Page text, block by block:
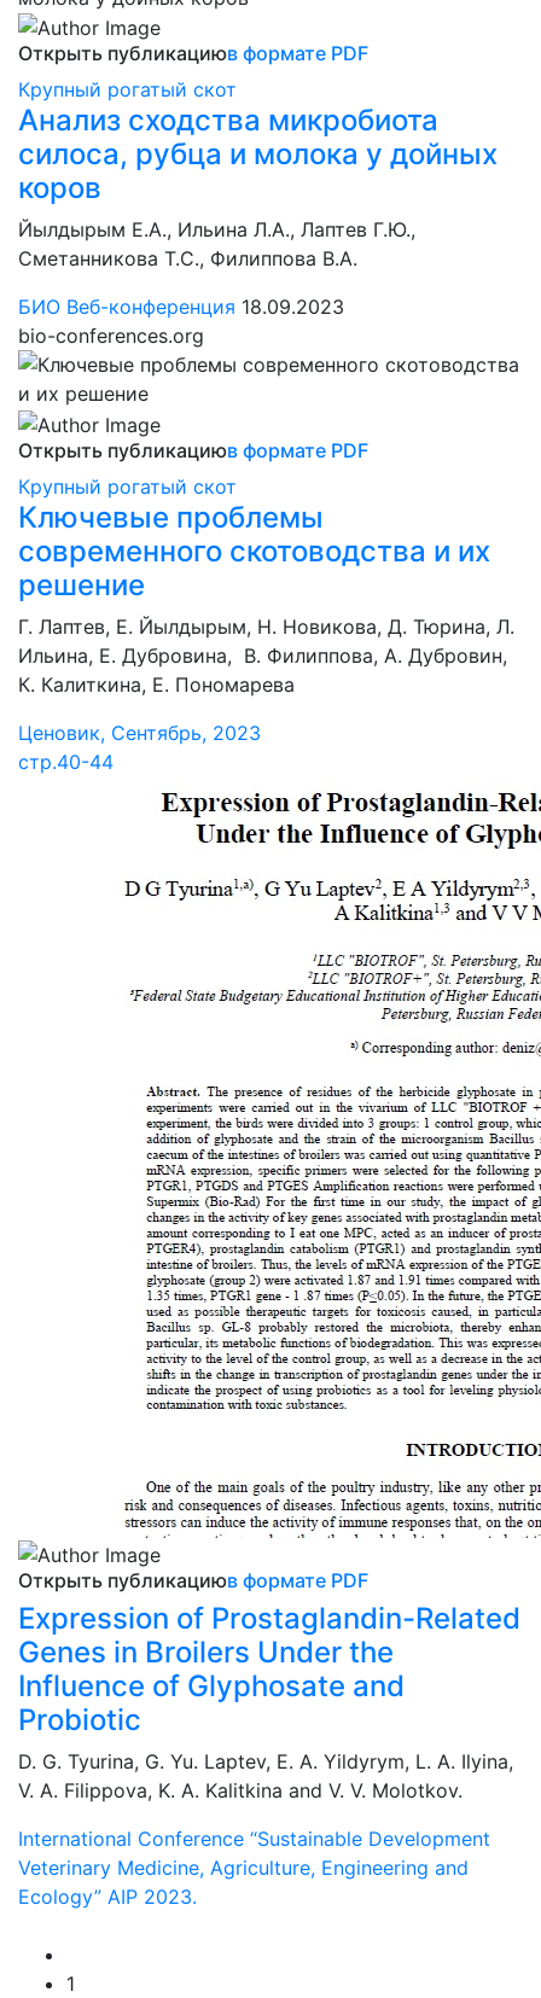
Открыть публикациюв формате PDF
Крупный рогатый скот
Анализ сходства микробиота
силоса, рубца и молока у дойных
коров
Йылдырым Е.А., Ильина Л.А., Лаптев Г.Ю.,
Сметанникова Т.С., Филиппова В.А.
БИО Веб-конференция 18.09.2023
bio-conferences.org
Открыть публикациюв формате PDF
Крупный рогатый скот
Ключевые проблемы
современного скотоводства и их
решение
Г. Лаптев, Е. Йылдырым, Н. Новикова, Д. Тюрина, Л.
Ильина, Е. Дубровина, В. Филиппова, А. Дубровин,
К. Калиткина, Е. Пономарева
Ценовик, Сентябрь, 2023
стр.40-44
Открыть публикациюв формате PDF
Expression of Prostaglandin-Related
Genes in Broilers Under the
Influence of Glyphosate and
Probiotic
D. G. Tyurina, G. Yu. Laptev, E. A. Yildyrym, L. A. Ilyina,
V. A. Filippova, K. A. Kalitkina and V. V. Molotkov.
International Conference “Sustainable Development
Veterinary Medicine, Agriculture, Engineering and
Ecology” AIP 2023.
1